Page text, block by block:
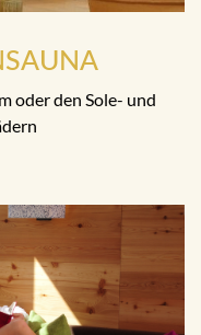
oder den Sole- und